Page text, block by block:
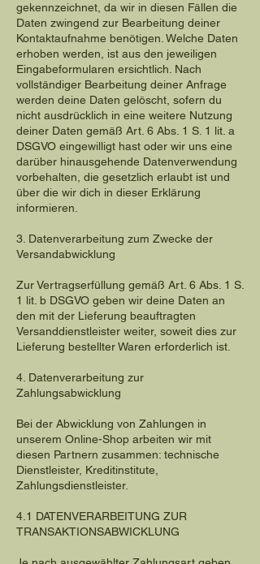
gekennzeichnet, da wir in diesen Fällen die
Daten zwingend zur Bearbeitung deiner
Kontaktaufnahme benötigen. Welche Daten
erhoben werden, ist aus den jeweiligen
Eingabeformularen ersichtlich. Nach
vollständiger Bearbeitung deiner Anfrage
werden deine Daten gelöscht, sofern du
nicht ausdrücklich in eine weitere Nutzung
deiner Daten gemäß Art. 6 Abs. 1 S. 1 lit. a
DSGVO eingewilligt hast oder wir uns eine
darüber hinausgehende Datenverwendung
vorbehalten, die gesetzlich erlaubt ist und
über die wir dich in dieser Erklärung
informieren.
3. Datenverarbeitung zum Zwecke der
Versandabwicklung
Zur Vertragserfüllung gemäß Art. 6 Abs. 1 S.
1 lit. b DSGVO geben wir deine Daten an
den mit der Lieferung beauftragten
Versanddienstleister weiter, soweit dies zur
Lieferung bestellter Waren erforderlich ist.
4. Datenverarbeitung zur
Zahlungsabwicklung
Bei der Abwicklung von Zahlungen in
unserem Online-Shop arbeiten wir mit
diesen Partnern zusammen: technische
Dienstleister, Kreditinstitute,
Zahlungsdienstleister.
4.1 DATENVERARBEITUNG ZUR
TRANSAKTIONSABWICKLUNG